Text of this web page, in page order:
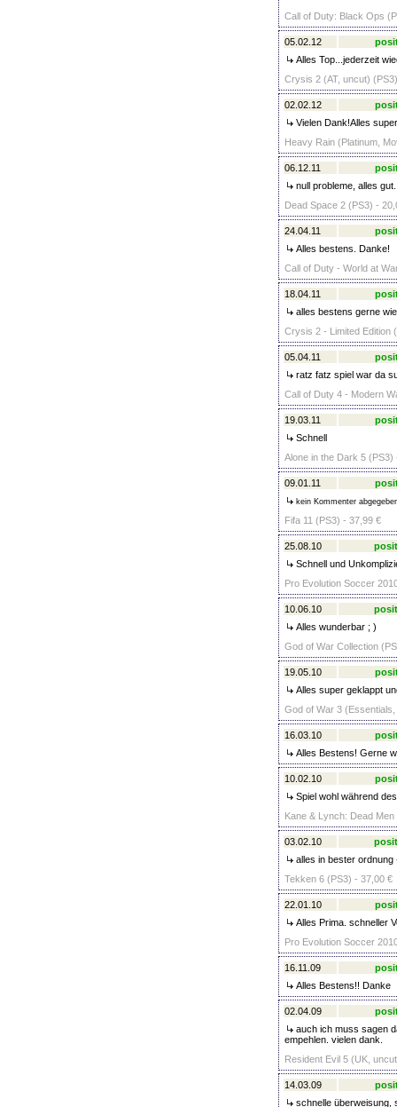
Call of Duty: Black Ops
05.02.12
Alles Top...jederzeit
Crysis 2 (AT, uncut)
02.02.12
Vielen Dank!Alles
Heavy Rain (Platinum,
06.12.11
null probleme, alles
Dead Space 2 (PS3) -
24.04.11
Alles bestens. Danke!
Call of Duty - World at
18.04.11
alles bestens gerne
Crysis 2 - Limited Edition
05.04.11
ratz fatz spiel war da
Call of Duty 4 - Modern
19.03.11
Schnell
Alone in the Dark 5 (PS3)
09.01.11
kein Kommenter
Fifa 11 (PS3) - 37,99 €
25.08.10
Schnell und
Pro Evolution Soccer
10.06.10
Alles wunderbar ; )
God of War Collection
19.05.10
Alles super geklappt
God of War 3
16.03.10
Alles Bestens! Gerne
10.02.10
Spiel wohl während
Kane & Lynch: Dead
03.02.10
alles in bester
Tekken 6 (PS3) - 37,00 €
22.01.10
Alles Prima. schneller
Pro Evolution Soccer
16.11.09
Alles Bestens!! Danke
02.04.09
auch ich muss sagen
empehlen. vielen dank.
Resident Evil 5 (UK,
14.03.09
schnelle überweisung,